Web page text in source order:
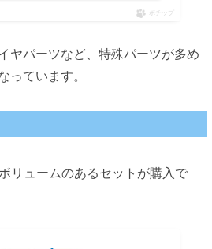
ポチップ
ヤパーツなど、特殊パーツが多め
っています。
リュームのあるセットが購入で